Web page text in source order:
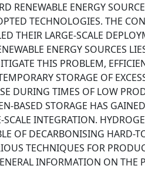
RENEWABLE ENERGY
TECHNOLOGIES. THE
THEIR LARGE-SCALE
ENERGY SOURCES
THIS PROBLEM,
STORAGE OF
DURING TIMES OF LOW
BASED STORAGE HAS
INTEGRATION.
OF DECARBONISING HARD-
TECHNIQUES FOR
INFORMATION ON